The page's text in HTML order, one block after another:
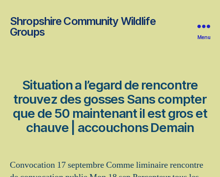
Shropshire Community Wildlife
Groups
Menu
Situation a l’egard de rencontre
trouvez des gosses Sans compter
que de 50 maintenant il est gros et
chauve | accouchons Demain
Convocation 17 septembre Comme liminaire rencontre